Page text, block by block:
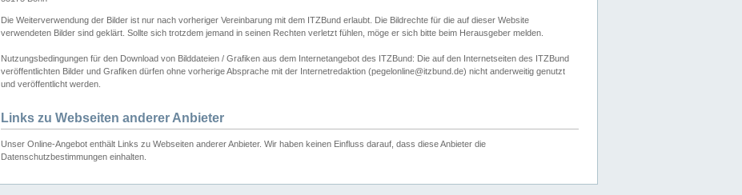
Die Weiterverwendung der Bilder ist nur nach vorheriger Vereinbarung mit dem ITZBund erlaubt. Die Bildrechte für die auf dieser Website
verwendeten Bilder sind geklärt. Sollte sich trotzdem jemand in seinen Rechten verletzt fühlen, möge er sich bitte beim Herausgeber melden.
Nutzungsbedingungen für den Download von Bilddateien / Grafiken aus dem Internetangebot des ITZBund: Die auf den Internetseiten des ITZBund
veröffentlichten Bilder und Grafiken dürfen ohne vorherige Absprache mit der Internetredaktion (pegelonline@itzbund.de) nicht anderweitig genutzt
und veröffentlicht werden.
Links zu Webseiten anderer Anbieter
Unser Online-Angebot enthält Links zu Webseiten anderer Anbieter. Wir haben keinen Einfluss darauf, dass diese Anbieter die
Datenschutzbestimmungen einhalten.